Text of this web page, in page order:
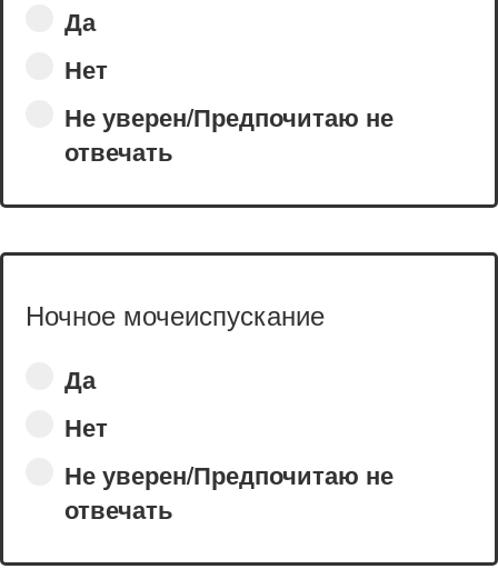
Да
Нет
Не уверен/Предпочитаю не
отвечать
Ночное мочеиспускание
Да
Нет
Не уверен/Предпочитаю не
отвечать